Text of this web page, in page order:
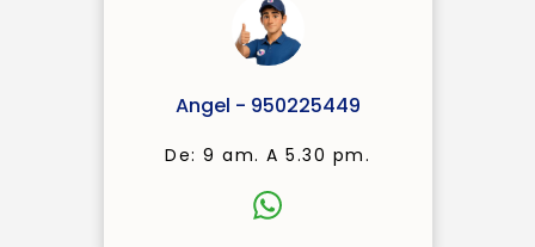
Angel - 950225449
De: 9 am. A 5.30 pm.